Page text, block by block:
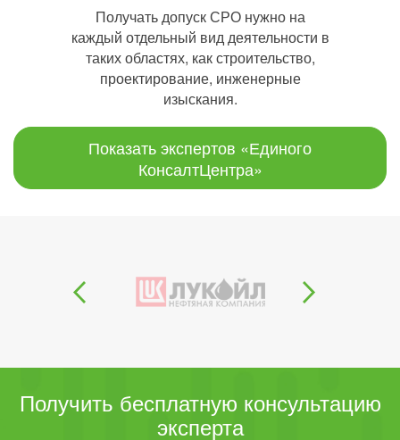
Получать допуск СРО нужно на
каждый отдельный вид деятельности в
таких областях, как строительство,
проектирование, инженерные
изыскания.
Показать экспертов «Единого
КонсалтЦентра»
Получить бесплатную консультацию
эксперта